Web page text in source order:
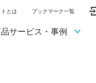
とは ブックマーク一覧
サービス・事例